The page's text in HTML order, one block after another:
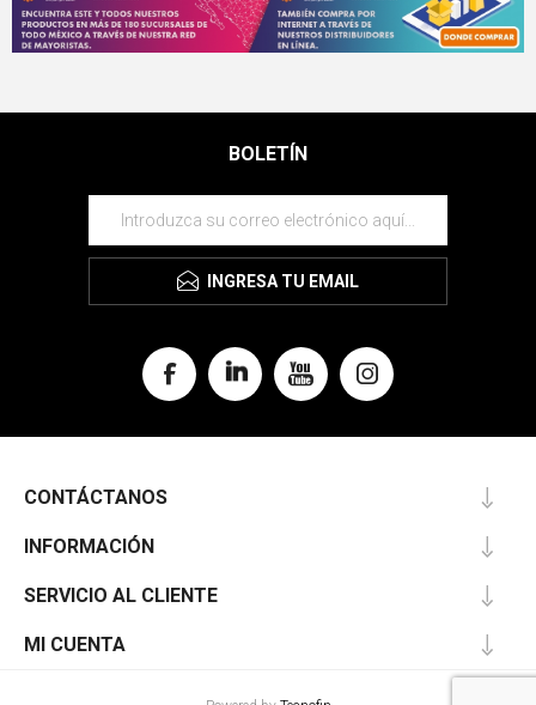
BOLETÍN
INGRESA TU EMAIL
CONTÁCTANOS
INFORMACIÓN
SERVICIO AL CLIENTE
MI CUENTA